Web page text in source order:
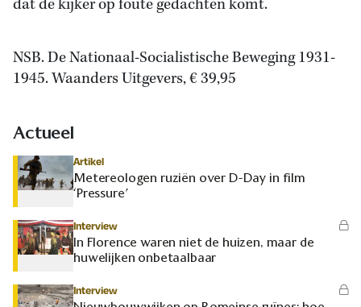
dat de kijker op foute gedachten komt.
NSB. De Nationaal-Socialistische Beweging 1931-
1945. Waanders Uitgevers, € 39,95
Actueel
Artikel
Metereologen ruziën over D-Day in film
‘Pressure’
Interview
In Florence waren niet de huizen, maar de
huwelijken onbetaalbaar
Interview